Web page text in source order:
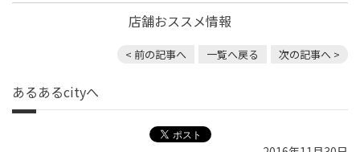
店舗おススメ情報
< 前の記事へ 一覧へ戻る 次の記事へ >
あるあるcityへ